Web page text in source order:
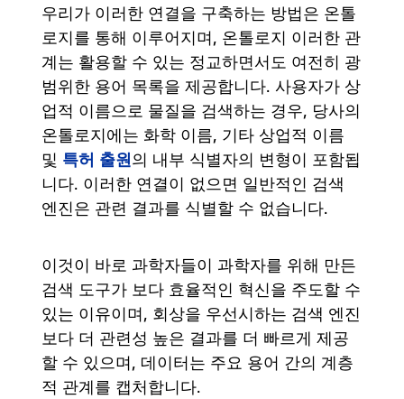
우리가 이러한 연결을 구축하는 방법은 온톨
로지를 통해 이루어지며, 온톨로지 이러한 관
계는 활용할 수 있는 정교하면서도 여전히 광
범위한 용어 목록을 제공합니다. 사용자가 상
업적 이름으로 물질을 검색하는 경우, 당사의
온톨로지에는 화학 이름, 기타 상업적 이름
및 특허 출원의 내부 식별자의 변형이 포함됩
니다. 이러한 연결이 없으면 일반적인 검색
엔진은 관련 결과를 식별할 수 없습니다.
이것이 바로 과학자들이 과학자를 위해 만든
검색 도구가 보다 효율적인 혁신을 주도할 수
있는 이유이며, 회상을 우선시하는 검색 엔진
보다 더 관련성 높은 결과를 더 빠르게 제공
할 수 있으며, 데이터는 주요 용어 간의 계층
적 관계를 캡처합니다.